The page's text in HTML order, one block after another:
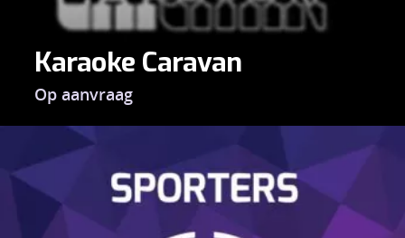
Karaoke Caravan
Op aanvraag